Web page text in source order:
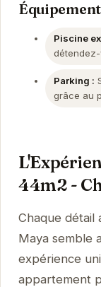
Piscine
Parking :
grâce au
44m2 -
Chaque
Maya semble
expérience
appartement